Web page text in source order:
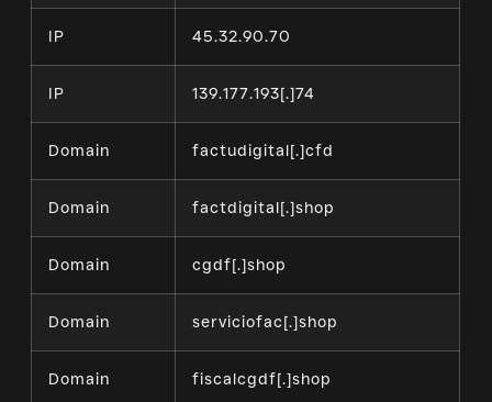
IP 45.32.90.70
IP 139.177.193[.]74
Domain factudigital[.]cfd
Domain factdigital[.]shop
Domain cgdf[.]shop
Domain serviciofac[.]shop
Domain fiscalcgdf[.]shop